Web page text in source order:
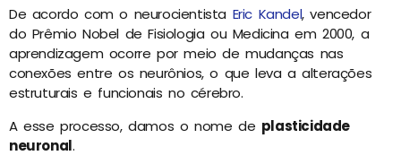
De acordo com o neurocientista Eric Kandel, vencedor
do Prêmio Nobel de Fisiologia ou Medicina em 2000, a
aprendizagem ocorre por meio de mudanças nas
conexões entre os neurônios, o que leva a alterações
estruturais e funcionais no cérebro.
A esse processo, damos o nome de plasticidade
neuronal.